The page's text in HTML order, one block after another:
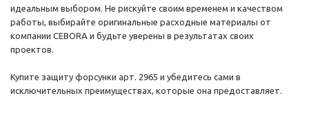
идеальным выбором. Не рискуйте своим временем и качеством
работы, выбирайте оригинальные расходные материалы от
компании CEBORA и будьте уверены в результатах своих
проектов.
Купите защиту форсунки арт. 2965 и убедитесь сами в
исключительных преимуществах, которые она предоставляет.